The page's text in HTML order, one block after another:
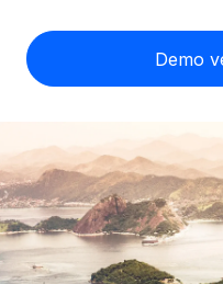
Contractor of
Rechtssichere,
Freelancer:innen
PEO
Auslagern von
Einfache Einstellung
WACHSTUMSPHASE
Startups
Agile HR- und
Unternehmen
Informationen zu
Abwicklungsfristen
Nederlands
Français
Deutsch
Demo